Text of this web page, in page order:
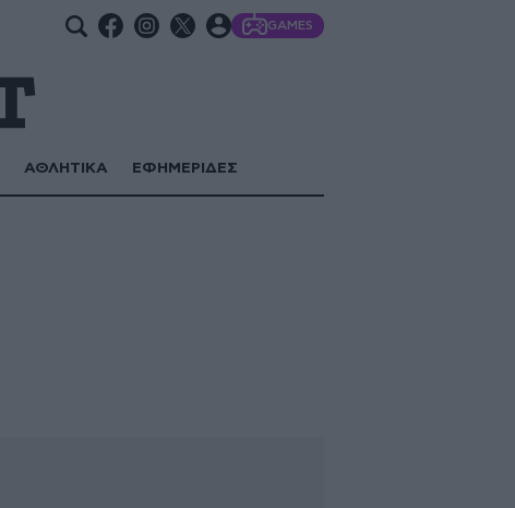
GAMES
ΑΘΛΗΤΙΚΑ ΕΦΗΜΕΡΙΔΕΣ